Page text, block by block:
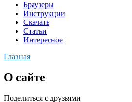
Браузеры
Инструкции
Скачать
Статьи
Интересное
Главная
О сайте
Поделиться с друзьями